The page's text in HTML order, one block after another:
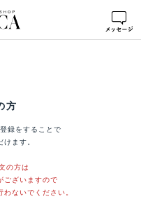
方
録をすることで
ます。
の方は
ございますので
ないでください。